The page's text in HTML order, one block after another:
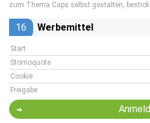
zum Thema Caps selbst gestalten,
16 Werbemittel
Start
Stornoquote
Cookie
Freigabe